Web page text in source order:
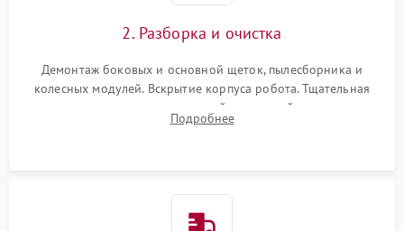
2. Разборка и очистка
Демонтаж боковых и основной щеток, пылесборника и
колесных модулей. Вскрытие корпуса робота. Тщательная
очистка внутренних полостей, шестерней и плат от
скопившейся пыли, волос и шерсти животных с
Подробнее